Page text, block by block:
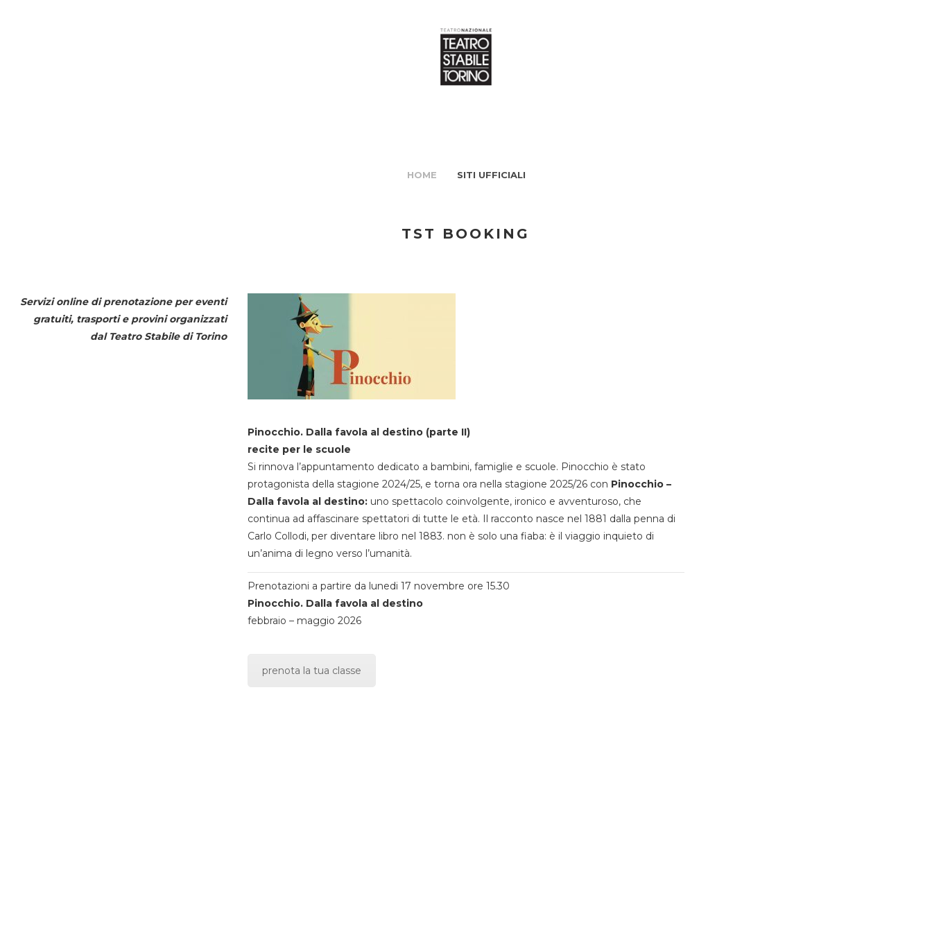
HOME SITI UFFICIALI
TST BOOKING
Servizi online di prenotazione per eventi
gratuiti, trasporti e provini organizzati
dal Teatro Stabile di Torino
Pinocchio. Dalla favola al destino (parte II)
recite per le scuole
Si rinnova l’appuntamento dedicato a bambini, famiglie e scuole. Pinocchio è stato
protagonista della stagione 2024/25, e torna ora nella stagione 2025/26 con Pinocchio –
Dalla favola al destino:uno spettacolo coinvolgente, ironico e avventuroso, che
continua ad affascinare spettatori di tutte le età. Il racconto nasce nel 1881 dalla penna di
Carlo Collodi, per diventare libro nel 1883. non è solo una fiaba: è il viaggio inquieto di
un’anima di legno verso l’umanità.
Prenotazioni a partire da lunedi 17 novembre ore 15.30
Pinocchio. Dalla favola al destino
febbraio – maggio 2026
prenota la tua classe